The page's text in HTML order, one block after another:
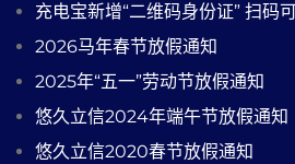
充电宝新增“二维码身份证” 扫码
2026马年春节放假通知
2025年“五一”劳动节放假通知
悠久立信2024年端午节放假通知
悠久立信2020春节放假通知